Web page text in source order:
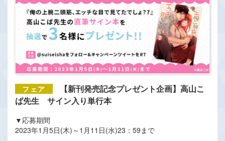
【新刊発売記念プレゼント企画】高山こ
ば先生 サイン入り単行本
▼応募期間
2023年1月5日(木)～1月11日(水)23：59まで